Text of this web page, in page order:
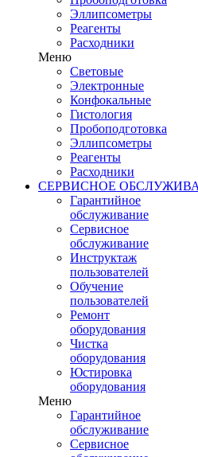
Эллипсометры
Реагенты
Расходники
Меню
Световые
Электронные
Конфокальные
Гистология
Пробоподготовка
Эллипсометры
Реагенты
Расходники
СЕРВИСНОЕ
Гарантийное
обслуживание
Сервисное
обслуживание
Инструктаж
пользователей
Обучение
пользователей
Ремонт
оборудования
Чистка
оборудования
Юстировка
оборудования
Меню
Гарантийное
обслуживание
Сервисное